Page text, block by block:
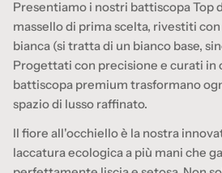
Presentiamo i nostri battiscopa Top
massello di prima scelta, rivestiti
bianca (si tratta di un bianco base,
Progettati con precisione e curati in
battiscopa premium trasformano
spazio di lusso raffinato.
Il fiore all'occhiello è la nostra
laccatura ecologica a più mani che